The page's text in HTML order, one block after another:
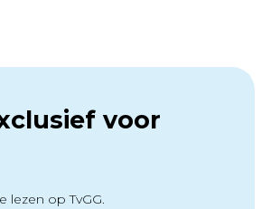
voor
op TvGG.